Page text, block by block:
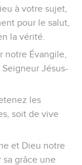
à votre sujet,
pour le salut,
la vérité.
notre Évangile,
Jésus-
les
soit de vive
et Dieu notre
sa grâce une